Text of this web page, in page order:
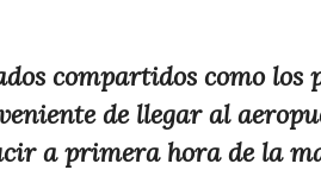
compartidos como
de llegar al
a primera hora de la